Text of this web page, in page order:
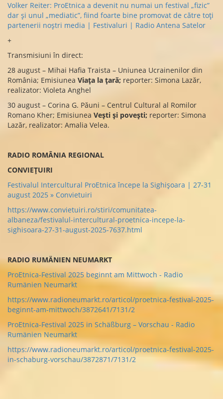
Volker Reiter: ProEtnica a devenit nu numai un festival „fizic”
dar și unul „mediatic”, fiind foarte bine promovat de către toți
partenerii noștri media | Festivaluri | Radio Antena Satelor
+
Transmisiuni în direct:
28 august – Mihai Hafia Traista – Uniunea Ucrainenilor din
România; Emisiunea Viața la țară; reporter: Simona Lazăr,
realizator: Violeta Anghel
30 august – Corina G. Păuni – Centrul Cultural al Romilor
Romano Kher; Emisiunea Vești și povești; reporter: Simona
Lazăr, realizator: Amalia Velea.
RADIO ROMÂNIA REGIONAL
CONVIEȚUIRI
Festivalul Intercultural ProEtnica începe la Sighișoara | 27-31
august 2025 » Convietuiri
https://www.convietuiri.ro/stiri/comunitatea-
albaneza/festivalul-intercultural-proetnica-incepe-la-
sighisoara-27-31-august-2025-7637.html
RADIO RUMÄNIEN NEUMARKT
ProEtnica-Festival 2025 beginnt am Mittwoch - Radio
Rumänien Neumarkt
https://www.radioneumarkt.ro/articol/proetnica-festival-2025-
beginnt-am-mittwoch/3872641/7131/2
ProEtnica-Festival 2025 in Schäßburg – Vorschau - Radio
Rumänien Neumarkt
https://www.radioneumarkt.ro/articol/proetnica-festival-2025-
in-schaburg-vorschau/3872871/7131/2